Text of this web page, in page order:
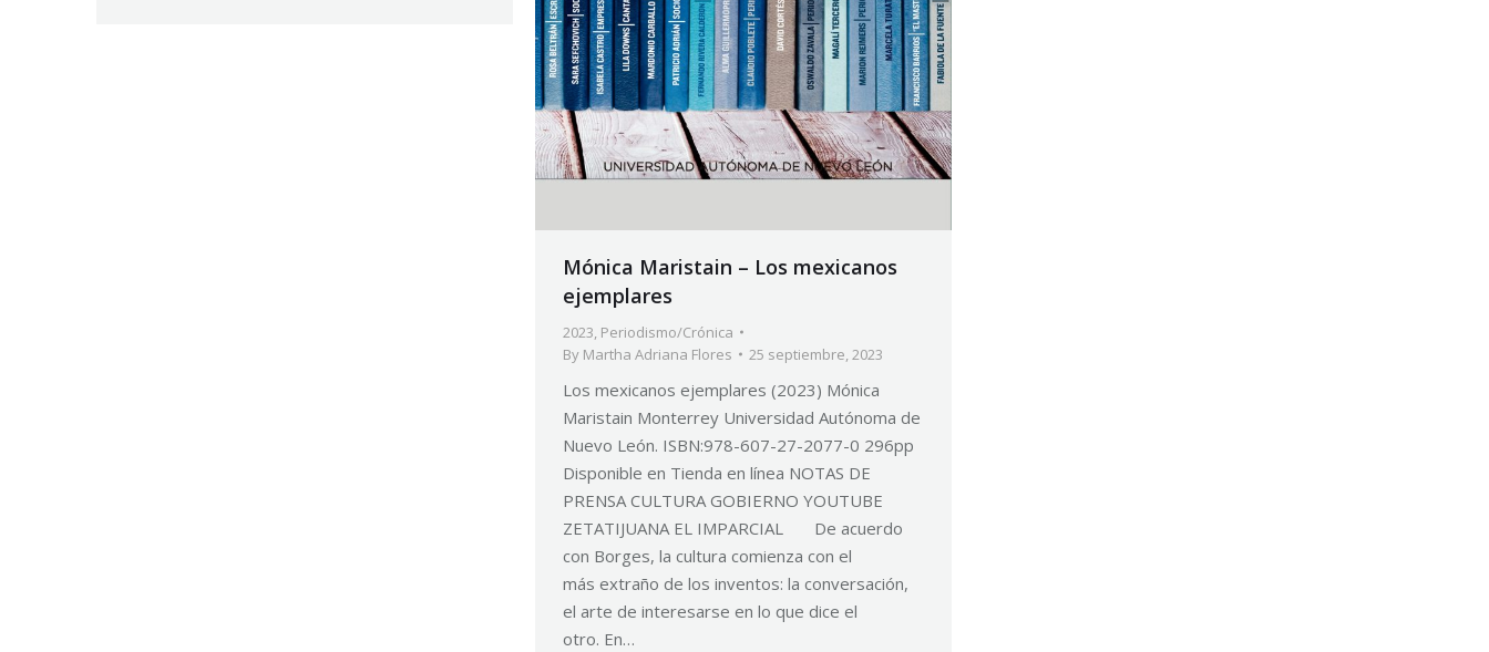
Mónica Maristain – Los mexicanos
ejemplares
2023, Periodismo/Crónica
By Martha Adriana Flores 25 septiembre, 2023
Los mexicanos ejemplares (2023) Mónica
Maristain Monterrey Universidad Autónoma de
Nuevo León. ISBN:978-607-27-2077-0 296pp
Disponible en Tienda en línea NOTAS DE
PRENSA CULTURA GOBIERNO YOUTUBE
ZETATIJUANA EL IMPARCIAL De acuerdo
con Borges, la cultura comienza con el
más extraño de los inventos: la conversación,
el arte de interesarse en lo que dice el
otro. En…